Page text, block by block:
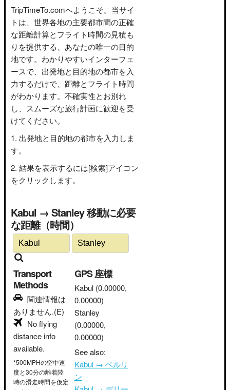
TripTimeTo.comへようこそ。当サイ
トは、世界各地の主要都市間の正確
な距離計算とフライト時間の見積も
りを提供する、あなたの唯一の目的
地です。わかりやすいインターフェ
ースで、出発地と目的地の都市を入
力するだけで、距離とフライト時間
がわかります。不確実性とお別れ
し、スムーズな旅行計画に歓迎を受
けてください。
出発地と目的地の都市を入力しま
す。
結果を表示するには[検索]アイコン
をクリックします。
Kabul → Stanley 移動に必要
な距離（時間）
Transport
Methods
関連情報は
ありません.(E)
No flying
distance info
available.
*500MPHの空中速
度と30分の離着陸
時の滑走時間を仮定
GPS 座標
Kabul (0.00000,
0.00000)
Stanley
(0.00000,
0.00000)
See also:
Kabul → ベルリ
ン